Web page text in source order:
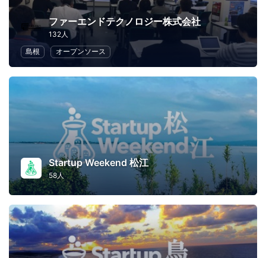
ファーエンドテクノロジー株式会社
132人
島根
オープンソース
Startup Weekend 松江
58人